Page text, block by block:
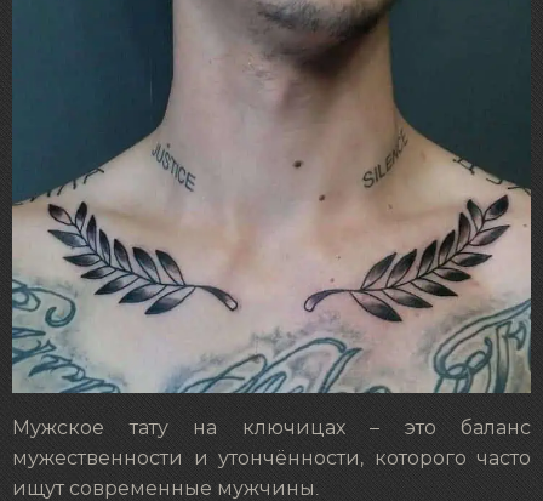
Мужское тату на ключицах – это баланс
мужественности и утончённости, которого часто
ищут современные мужчины.